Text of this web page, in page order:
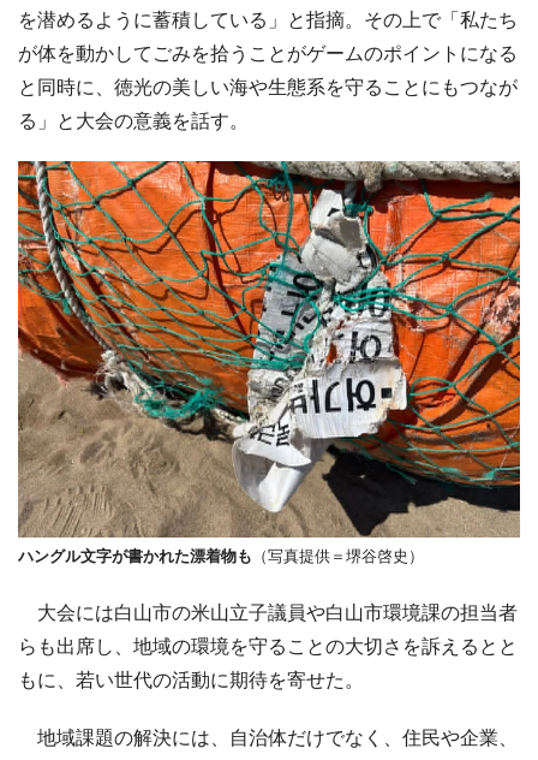
を潜めるように蓄積している」と指摘。その上で「私たち
が体を動かしてごみを拾うことがゲームのポイントになる
と同時に、徳光の美しい海や生態系を守ることにもつなが
る」と大会の意義を話す。
ハングル文字が書かれた漂着物も （写真提供＝堺谷啓史）
大会には白山市の米山立子議員や白山市環境課の担当者
らも出席し、地域の環境を守ることの大切さを訴えるとと
もに、若い世代の活動に期待を寄せた。
地域課題の解決には、自治体だけでなく、住民や企業、